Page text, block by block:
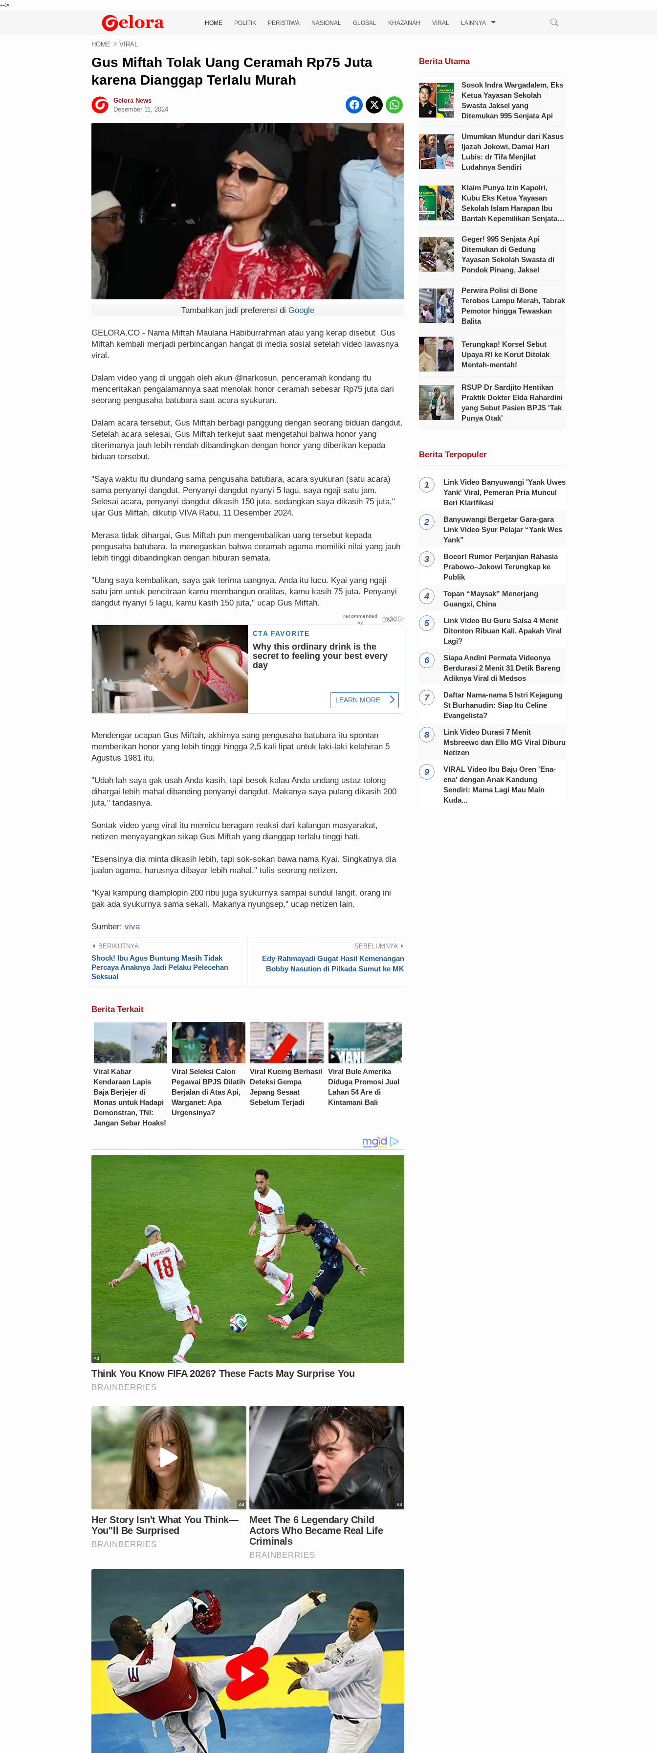
-->
HOME POLITIK PERISTIWA NASIONAL GLOBAL KHAZANAH VIRAL LAINNYA
HOME VIRAL
Gus Miftah Tolak Uang Ceramah Rp75 Juta
karena Dianggap Terlalu Murah
Gelora News
Desember 11, 2024
Tambahkan jadi preferensi di Google
GELORA.CO - Nama Miftah Maulana Habiburrahman atau yang kerap disebut Gus
Miftah kembali menjadi perbincangan hangat di media sosial setelah video lawasnya
viral.
Dalam video yang di unggah oleh akun @narkosun, penceramah kondang itu
menceritakan pengalamannya saat menolak honor ceramah sebesar Rp75 juta dari
seorang pengusaha batubara saat acara syukuran.
Dalam acara tersebut, Gus Miftah berbagi panggung dengan seorang biduan dangdut.
Setelah acara selesai, Gus Miftah terkejut saat mengetahui bahwa honor yang
diterimanya jauh lebih rendah dibandingkan dengan honor yang diberikan kepada
biduan tersebut.
"Saya waktu itu diundang sama pengusaha batubara, acara syukuran (satu acara)
sama penyanyi dangdut. Penyanyi dangdut nyanyi 5 lagu, saya ngaji satu jam.
Selesai acara, penyanyi dangdut dikasih 150 juta, sedangkan saya dikasih 75 juta,"
ujar Gus Miftah, dikutip VIVA Rabu, 11 Desember 2024.
Merasa tidak dihargai, Gus Miftah pun mengembalikan uang tersebut kepada
pengusaha batubara. Ia menegaskan bahwa ceramah agama memiliki nilai yang jauh
lebih tinggi dibandingkan dengan hiburan semata.
"Uang saya kembalikan, saya gak terima uangnya. Anda itu lucu. Kyai yang ngaji
satu jam untuk pencitraan kamu membangun oralitas, kamu kasih 75 juta. Penyanyi
dangdut nyanyi 5 lagu, kamu kasih 150 juta," ucap Gus Miftah.
Mendengar ucapan Gus Miftah, akhirnya sang pengusaha batubara itu spontan
memberikan honor yang lebih tinggi hingga 2,5 kali lipat untuk laki-laki kelahiran 5
Agustus 1981 itu.
"Udah lah saya gak usah Anda kasih, tapi besok kalau Anda undang ustaz tolong
dihargai lebih mahal dibanding penyanyi dangdut. Makanya saya pulang dikasih 200
juta," tandasnya.
Sontak video yang viral itu memicu beragam reaksi dari kalangan masyarakat,
netizen menyayangkan sikap Gus Miftah yang dianggap terlalu tinggi hati.
"Esensinya dia minta dikasih lebih, tapi sok-sokan bawa nama Kyai. Singkatnya dia
jualan agama, harusnya dibayar lebih mahal," tulis seorang netizen.
"Kyai kampung diamplopin 200 ribu juga syukurnya sampai sundul langit, orang ini
gak ada syukurnya sama sekali. Makanya nyungsep," ucap netizen lain.
Sumber: viva
BERIKUTNYA
Shock! Ibu Agus Buntung Masih Tidak
Percaya Anaknya Jadi Pelaku Pelecehan
Seksual
SEBELUMNYA
Edy Rahmayadi Gugat Hasil Kemenangan
Bobby Nasution di Pilkada Sumut ke MK
Berita Terkait
Viral Kabar
Kendaraan Lapis
Baja Berjejer di
Monas untuk Hadapi
Demonstran, TNI:
Jangan Sebar Hoaks!
Viral Seleksi Calon
Pegawai BPJS Dilatih
Berjalan di Atas Api,
Warganet: Apa
Urgensinya?
Viral Kucing Berhasil
Deteksi Gempa
Jepang Sesaat
Sebelum Terjadi
Viral Bule Amerika
Diduga Promosi Jual
Lahan 54 Are di
Kintamani Bali
Berita Utama
Sosok Indra Wargadalem, Eks
Ketua Yayasan Sekolah
Swasta Jaksel yang
Ditemukan 995 Senjata Api
Umumkan Mundur dari Kasus
Ijazah Jokowi, Damai Hari
Lubis: dr Tifa Menjilat
Ludahnya Sendiri
Klaim Punya Izin Kapolri,
Kubu Eks Ketua Yayasan
Sekolah Islam Harapan Ibu
Bantah Kepemilikan Senjata
Geger! 995 Senjata Api
Ditemukan di Gedung
Yayasan Sekolah Swasta di
Pondok Pinang, Jaksel
Perwira Polisi di Bone
Terobos Lampu Merah, Tabrak
Pemotor hingga Tewaskan
Balita
Terungkap! Korsel Sebut
Upaya RI ke Korut Ditolak
Mentah-mentah!
RSUP Dr Sardjito Hentikan
Praktik Dokter Elda Rahardini
yang Sebut Pasien BPJS 'Tak
Punya Otak'
Berita Terpopuler
Link Video Banyuwangi 'Yank Uwes
Yank' Viral, Pemeran Pria Muncul
Beri Klarifikasi
Banyuwangi Bergetar Gara-gara
Link Video Syur Pelajar “Yank Wes
Yank”
Bocor! Rumor Perjanjian Rahasia
Prabowo–Jokowi Terungkap ke
Publik
Topan “Maysak” Menerjang
Guangxi, China
Link Video Bu Guru Salsa 4 Menit
Ditonton Ribuan Kali, Apakah Viral
Lagi?
Siapa Andini Permata Videonya
Berdurasi 2 Menit 31 Detik Bareng
Adiknya Viral di Medsos
Daftar Nama-nama 5 Istri Kejagung
St Burhanudin: Siap Itu Celine
Evangelista?
Link Video Durasi 7 Menit
Msbreewc dan Ello MG Viral Diburu
Netizen
VIRAL Video Ibu Baju Oren 'Ena-
ena' dengan Anak Kandung
Sendiri: Mama Lagi Mau Main
Kuda...